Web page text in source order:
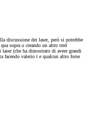
discussione dei laser, però si potrebbe
sopra o creando un altro tred
(che ha dimostrato di avere grandi
facendo valerio t e qualcun altro forse